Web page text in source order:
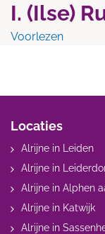
I. (Ilse)
Voorlezen
Locaties
Alrijne in Leiden
Alrijne in
Alrijne in Alphen
Alrijne in Katwijk
Alrijne in